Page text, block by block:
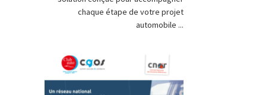
chaque étape de votre projet
automobile ...